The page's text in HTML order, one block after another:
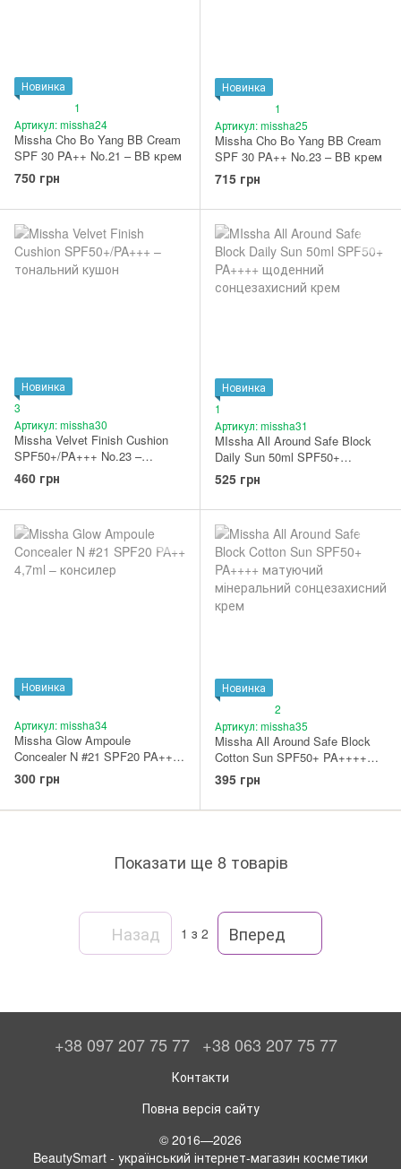
Новинка
1
Артикул: missha24
Missha Cho Bo Yang BB Cream
SPF 30 PA++ No.21 – BB крем
750 грн
Новинка
1
Артикул: missha25
Missha Cho Bo Yang BB Cream
SPF 30 PA++ No.23 – BB крем
715 грн
Новинка
3
Артикул: missha30
Missha Velvet Finish Cushion
SPF50+/PA+++ No.23 –
тональний кушон
460 грн
Новинка
1
Артикул: missha31
MIssha All Around Safe Block
Daily Sun 50ml SPF50+
PA++++ щоденний
сонцезахисний крем
525 грн
Новинка
Артикул: missha34
Missha Glow Ampoule
Concealer N #21 SPF20 PA++
4,7ml – консилер
300 грн
Новинка
2
Артикул: missha35
Missha All Around Safe Block
Cotton Sun SPF50+ PA++++
матуючий мінеральний
сонцезахисний крем
395 грн
Показати ще 8 товарів
Назад 1 з 2 Вперед
+38 097 207 75 77 +38 063 207 75 77
Контакти
Повна версія сайту
© 2016—2026
BeautySmart - український інтернет-магазин косметики